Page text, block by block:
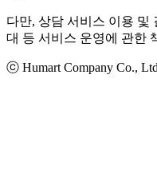
다만, 상담 서비스 이용 및
대 등 서비스 운영에 관한
ⓒ Humart Company Co.,